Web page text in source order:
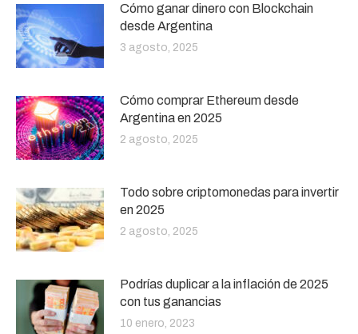
Cómo ganar dinero con Blockchain
desde Argentina
3 agosto, 2025
Cómo comprar Ethereum desde
Argentina en 2025
2 agosto, 2025
Todo sobre criptomonedas para invertir
en 2025
2 agosto, 2025
Podrías duplicar a la inflación de 2025
con tus ganancias
10 enero, 2023